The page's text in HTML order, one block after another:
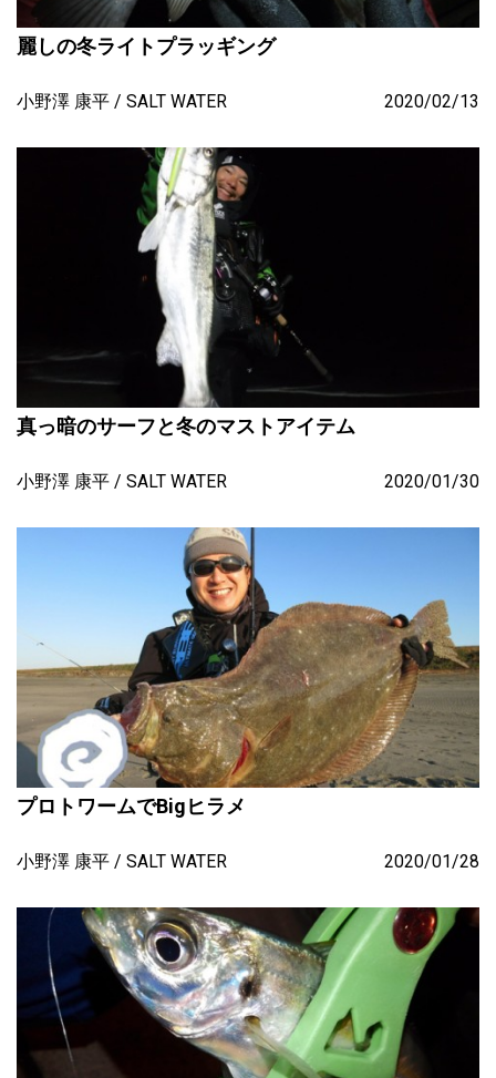
麗しの冬ライトプラッギング
小野澤 康平 SALT WATER 2020/02/13
真っ暗のサーフと冬のマストアイテム
小野澤 康平 SALT WATER 2020/01/30
プロトワームでBigヒラメ
小野澤 康平 SALT WATER 2020/01/28